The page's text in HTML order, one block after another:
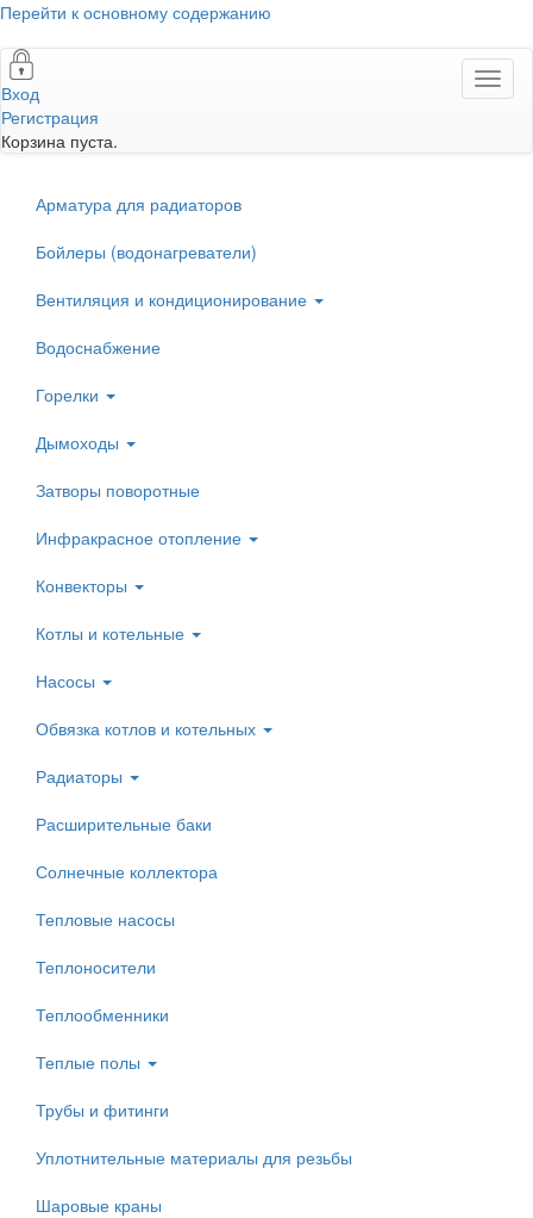
Перейти к основному содержанию
Вход
Регистрация
Корзина пуста.
Арматура для радиаторов
Бойлеры (водонагреватели)
Вентиляция и кондиционирование
Водоснабжение
Горелки
Дымоходы
Затворы поворотные
Инфракрасное отопление
Конвекторы
Котлы и котельные
Насосы
Обвязка котлов и котельных
Радиаторы
Расширительные баки
Солнечные коллектора
Тепловые насосы
Теплоносители
Теплообменники
Теплые полы
Трубы и фитинги
Уплотнительные материалы для резьбы
Шаровые краны